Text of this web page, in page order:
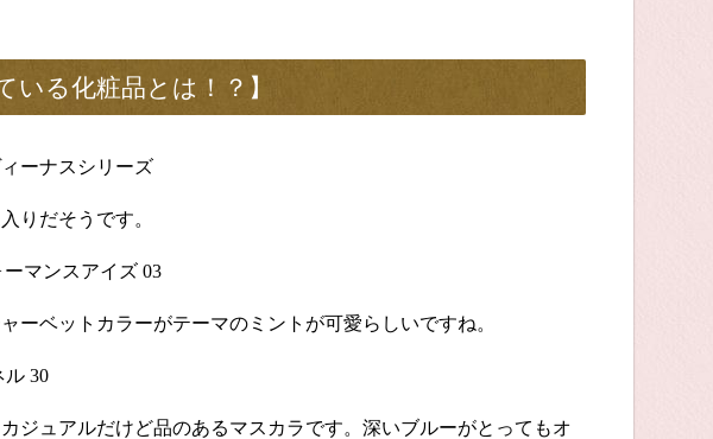
いる化粧品とは！？】
ーナスシリーズ
りだそうです。
ーマンスアイズ 03
ーベットカラーがテーマのミントが可愛らしいですね。
ル 30
ジュアルだけど品のあるマスカラです。深いブルーがとってもオ